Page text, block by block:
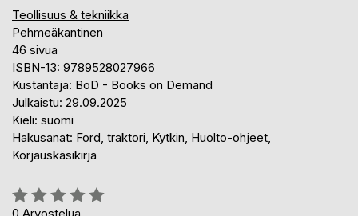
Teollisuus & tekniikka
Pehmeäkantinen
46 sivua
ISBN-13: 9789528027966
Kustantaja: BoD - Books on Demand
Julkaistu: 29.09.2025
Kieli: suomi
Hakusanat: Ford, traktori, Kytkin, Huolto-ohjeet,
Korjauskäsikirja
Arvostelu::
0%